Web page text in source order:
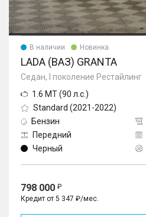
В наличии Новинка
LADA (ВАЗ) GRANTA
Седан, I поколение Рестайлинг
1.6 MT (90 л.с.)
Standard (2021-2022)
Бензин
Передний
Черный
798 000
Кредит от 5 347 ₽/мес.